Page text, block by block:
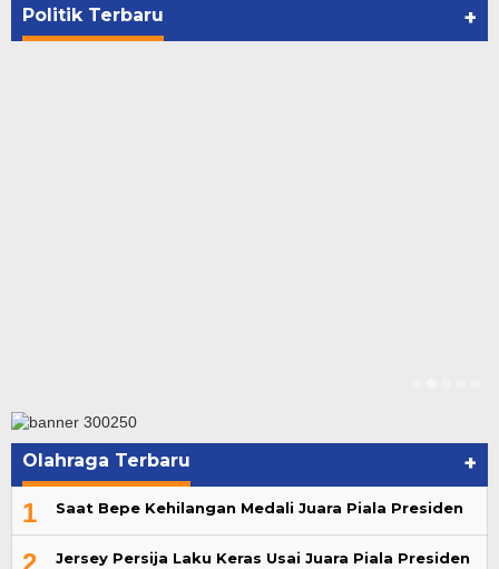
Politik Terbaru +
Di NASIONAL, POLITIK, REJANG LEBONG
Olahraga Terbaru +
1 Saat Bepe Kehilangan Medali Juara Piala Presiden
2 Jersey Persija Laku Keras Usai Juara Piala Presiden